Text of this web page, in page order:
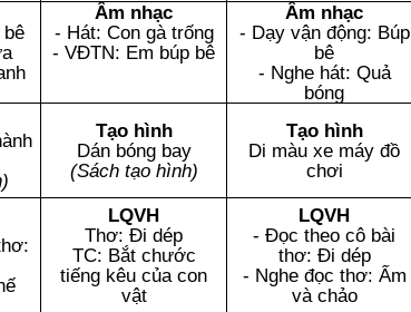
bê
Âm nhạc
- Hát: Con gà trống
- VĐTN: Em búp bê
Âm nhạc
- Dạy vận động: Búp
bê
- Nghe hát: Quả
bóng
Tạo hình
Dán bóng bay
(Sách tạo hình)
Tạo hình
Di màu xe máy đồ
chơi
LQVH
Thơ: Đi dép
TC: Bắt chước
tiếng kêu của con
vật
LQVH
- Đọc theo cô bài
thơ: Đi dép
- Nghe đọc thơ: Ấm
và chảo